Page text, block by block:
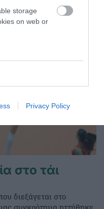
storage
on web or
Privacy Policy
στο τάι
διεξάγεται στο